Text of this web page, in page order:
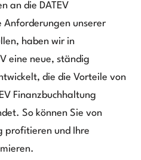
an die DATEV
Anforderungen unserer
haben wir in
eine neue, ständig
die die Vorteile von
Finanzbuchhaltung
So können Sie von
profitieren und Ihre